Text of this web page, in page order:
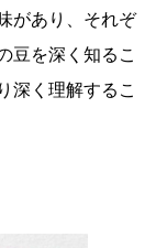
があり、それぞ
豆を深く知るこ
深く理解するこ